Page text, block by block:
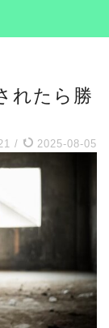
れたら勝
/ 2025-08-05